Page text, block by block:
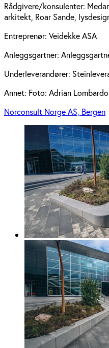
Rådgivere/konsulenter:
arkitekt, Roar Sande,
Entreprenør: Veidekke ASA
Anleggsgartner:
Underleverandører:
Annet: Foto: Adrian Lombardo
Norconsult Norge AS, Bergen